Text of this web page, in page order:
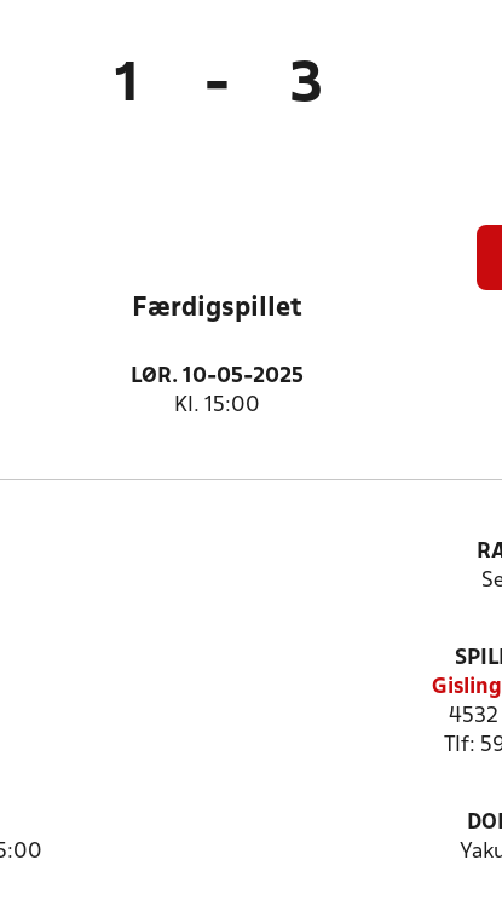
1 - 3
Færdigspillet
LØR. 10-05-2025
Kl. 15:00
4532
Tlf: